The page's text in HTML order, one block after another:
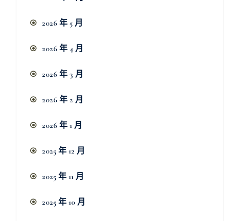
2026 年 5 月
2026 年 4 月
2026 年 3 月
2026 年 2 月
2026 年 1 月
2025 年 12 月
2025 年 11 月
2025 年 10 月